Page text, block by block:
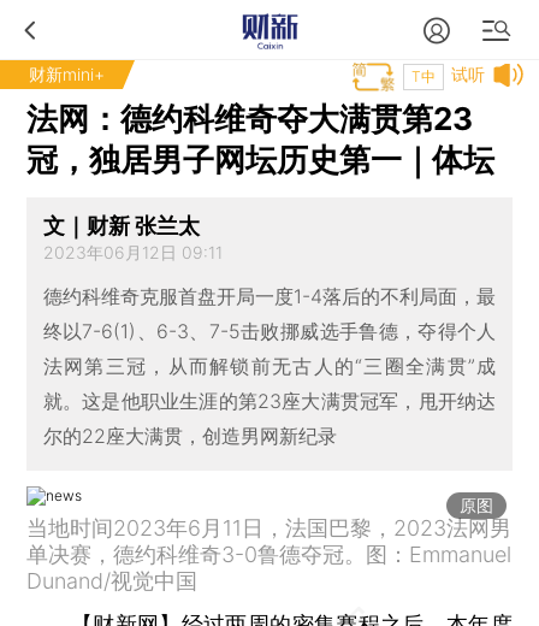
财新mini+ 试听
T中
法网：德约科维奇夺大满贯第23
冠，独居男子网坛历史第一｜体坛
文｜财新 张兰太
2023年06月12日 09:11
德约科维奇克服首盘开局一度1-4落后的不利局面，最
终以7-6(1)、6-3、7-5击败挪威选手鲁德，夺得个人
法网第三冠，从而解锁前无古人的“三圈全满贯”成
就。这是他职业生涯的第23座大满贯冠军，甩开纳达
尔的22座大满贯，创造男网新纪录
原图
当地时间2023年6月11日，法国巴黎，2023法网男
单决赛，德约科维奇3-0鲁德夺冠。图：Emmanuel
Dunand/视觉中国